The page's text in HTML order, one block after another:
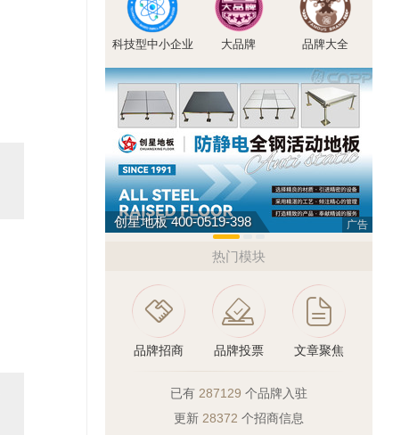
科技型中小企业 大品牌 品牌大全
创星地板 400-0519-398 广告
热门模块
品牌招商 品牌投票 文章聚焦
已有 287129 个品牌入驻
更新 28372 个招商信息